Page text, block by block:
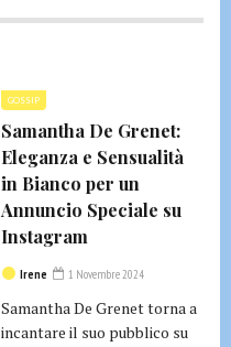
GOSSIP
Samantha De Grenet:
Eleganza e Sensualità
in Bianco per un
Annuncio Speciale su
Instagram
Irene 1 Novembre 2024
Samantha De Grenet torna a
incantare il suo pubblico su